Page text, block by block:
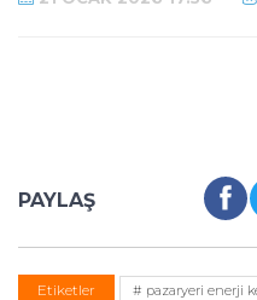
PAYLAŞ
Etiketler # pazaryeri enerji